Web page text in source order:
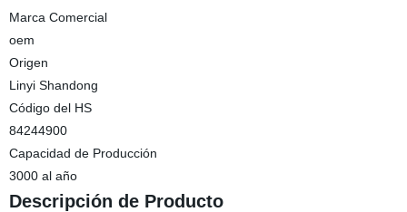
Marca Comercial
oem
Origen
Linyi Shandong
Código del HS
84244900
Capacidad de Producción
3000 al año
Descripción de Producto